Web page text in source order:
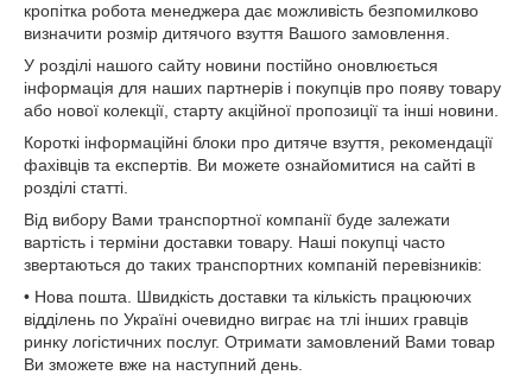
кропітка робота менеджера дає можливість безпомилково
визначити розмір дитячого взуття Вашого замовлення.
У розділі нашого сайту новини постійно оновлюється
інформація для наших партнерів і покупців про появу товару
або нової колекції, старту акційної пропозиції та інші новини.
Короткі інформаційні блоки про дитяче взуття, рекомендації
фахівців та експертів. Ви можете ознайомитися на сайті в
розділі статті.
Від вибору Вами транспортної компанії буде залежати
вартість і терміни доставки товару. Наші покупці часто
звертаються до таких транспортних компаній перевізників:
• Нова пошта. Швидкість доставки та кількість працюючих
відділень по Україні очевидно виграє на тлі інших гравців
ринку логістичних послуг. Отримати замовлений Вами товар
Ви зможете вже на наступний день.